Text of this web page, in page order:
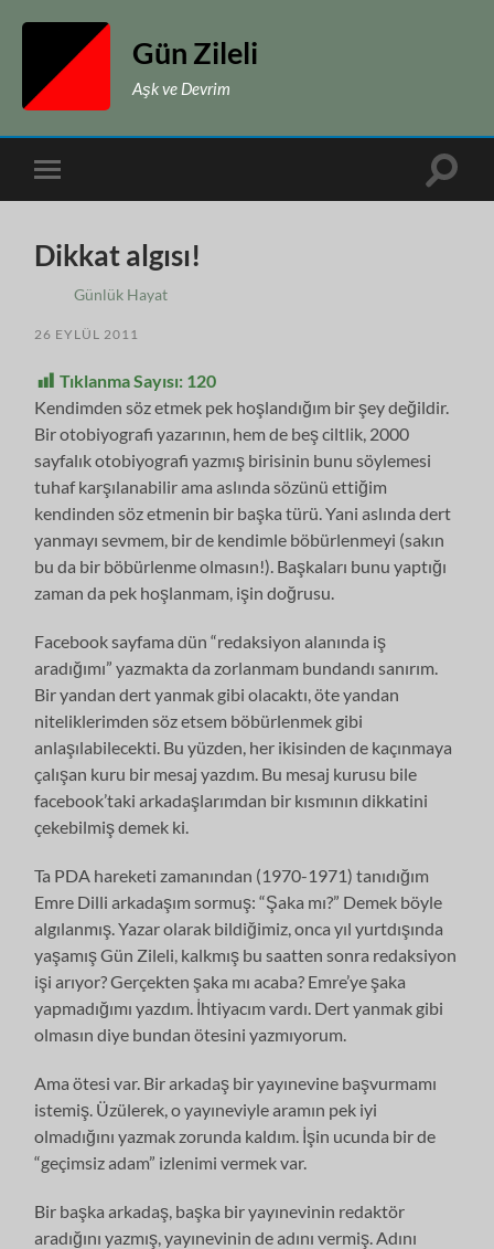
Gün Zileli
Aşk ve Devrim
Toggle
mobile
Toggle
Dikkat algısı!
Günlük Hayat
26 EYLÜL 2011
Tıklanma Sayısı: 120
Kendimden söz etmek pek hoşlandığım bir şey değildir.
Bir otobiyografi yazarının, hem de beş ciltlik, 2000
sayfalık otobiyografi yazmış birisinin bunu söylemesi
tuhaf karşılanabilir ama aslında sözünü ettiğim
kendinden söz etmenin bir başka türü. Yani aslında dert
yanmayı sevmem, bir de kendimle böbürlenmeyi (sakın
bu da bir böbürlenme olmasın!). Başkaları bunu yaptığı
zaman da pek hoşlanmam, işin doğrusu.
Facebook sayfama dün “redaksiyon alanında iş
aradığımı” yazmakta da zorlanmam bundandı sanırım.
Bir yandan dert yanmak gibi olacaktı, öte yandan
niteliklerimden söz etsem böbürlenmek gibi
anlaşılabilecekti. Bu yüzden, her ikisinden de kaçınmaya
çalışan kuru bir mesaj yazdım. Bu mesaj kurusu bile
facebook’taki arkadaşlarımdan bir kısmının dikkatini
çekebilmiş demek ki.
Ta PDA hareketi zamanından (1970-1971) tanıdığım
Emre Dilli arkadaşım sormuş: “Şaka mı?” Demek böyle
algılanmış. Yazar olarak bildiğimiz, onca yıl yurtdışında
yaşamış Gün Zileli, kalkmış bu saatten sonra redaksiyon
işi arıyor? Gerçekten şaka mı acaba? Emre’ye şaka
yapmadığımı yazdım. İhtiyacım vardı. Dert yanmak gibi
olmasın diye bundan ötesini yazmıyorum.
Ama ötesi var. Bir arkadaş bir yayınevine başvurmamı
istemiş. Üzülerek, o yayıneviyle aramın pek iyi
olmadığını yazmak zorunda kaldım. İşin ucunda bir de
“geçimsiz adam” izlenimi vermek var.
Bir başka arkadaş, başka bir yayınevinin redaktör
aradığını yazmış, yayınevinin de adını vermiş. Adını